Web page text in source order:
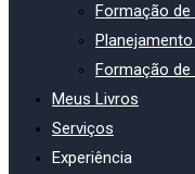
Formação de
Formação de
Meus Livros
Serviços
Experiência